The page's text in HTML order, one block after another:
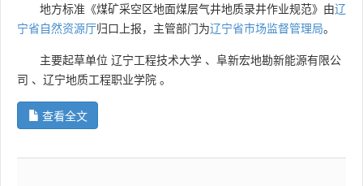
国外标准 技术委员会
地方标准《煤矿采空区地面煤层气井地质录井作业规范》由辽
宁省自然资源厅归口上报，主管部门为辽宁省市场监督管理局。
主要起草单位 辽宁工程技术大学 、 阜新宏地勘新能源有限公
司 、 辽宁地质工程职业学院 。
查看全文